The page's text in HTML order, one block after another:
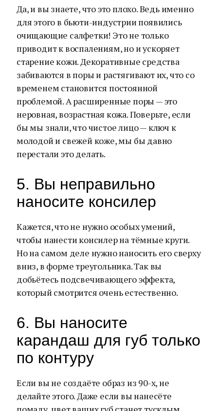
Да, и вы знаете, что это плохо. Ведь именно
для этого в бьюти-индустрии появились
очищающие салфетки! Это не только
приводит к воспалениям, но и ускоряет
старение кожи. Декоративные средства
забиваются в поры и растягивают их, что со
временем становится постоянной
проблемой. А расширенные поры — это
неровная, возрастная кожа. Поверьте, если
бы мы знали, что чистое лицо — ключ к
молодой и свежей коже, мы бы давно
перестали это делать.
5. Вы неправильно
наносите консилер
Кажется, что не нужно особых умений,
чтобы нанести консилер на тёмные круги.
Но на самом деле нужно наносить его сверху
вниз, в форме треугольника. Так вы
добьётесь подсвечивающего эффекта,
который смотрится очень естественно.
6. Вы наносите
карандаш для губ только
по контуру
Если вы не создаёте образ из 90-х, не
делайте этого. Даже если вы нанесёте